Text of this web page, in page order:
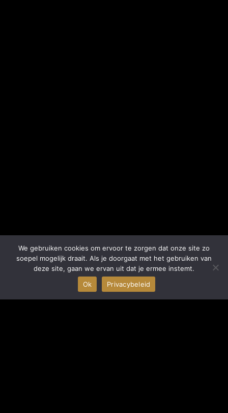
We gebruiken cookies om ervoor te zorgen dat onze site zo
soepel mogelijk draait. Als je doorgaat met het gebruiken van
deze site, gaan we ervan uit dat je ermee instemt.
Ok
Privacybeleid